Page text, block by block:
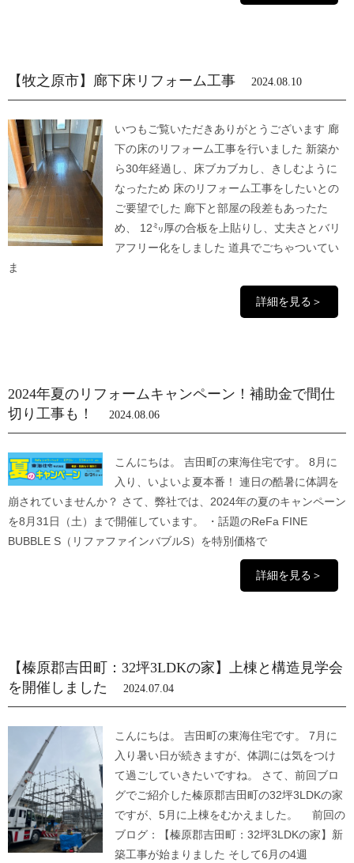
【牧之原市】廊下床リフォーム工事 2024.08.10
いつもご覧いただきありがとうございます 廊
下の床のリフォーム工事を行いました 新築か
ら30年経過し、床ブカブカし、きしむように
なったため 床のリフォーム工事をしたいとの
ご要望でした 廊下と部屋の段差もあったた
め、 12㍉厚の合板を上貼りし、丈夫さとバリ
アフリー化をしました 道具でごちゃついてい
ま
詳細を見る＞
2024年夏のリフォームキャンペーン！補助金で間仕
切り工事も！
2024.08.06
こんにちは。 吉田町の東海住宅です。 8月に
入り、いよいよ夏本番！ 連日の酷暑に体調を
崩されていませんか？ さて、弊社では、2024年の夏のキャンペーン
を8月31日（土）まで開催しています。 ・話題のReFa FINE
BUBBLE S（リファファインバブルS）を特別価格で
詳細を見る＞
【榛原郡吉田町：32坪3LDKの家】上棟と構造見学会
を開催しました
2024.07.04
こんにちは。 吉田町の東海住宅です。 7月に
入り暑い日が続きますが、体調には気をつけ
て過ごしていきたいですね。 さて、前回ブロ
グでご紹介した榛原郡吉田町の32坪3LDKの家
ですが、5月に上棟をむかえました。 前回の
ブログ：【榛原郡吉田町：32坪3LDKの家】新
築工事が始まりました そして6月の4週